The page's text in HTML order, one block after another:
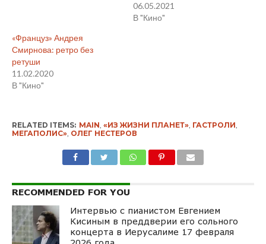
06.05.2021
В "Кино"
«Француз» Андрея
Смирнова: ретро без
ретуши
11.02.2020
В "Кино"
RELATED ITEMS: MAIN, «ИЗ ЖИЗНИ ПЛАНЕТ», ГАСТРОЛИ,
МЕГАПОЛИС», ОЛЕГ НЕСТЕРОВ
RECOMMENDED FOR YOU
Интервью с пианистом Евгением
Кисиным в преддверии его сольного
концерта в Иерусалиме 17 февраля